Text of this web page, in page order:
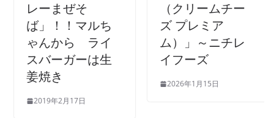
レーまぜそ
ば」！！マルち
ゃんから ライ
スバーガーは生
姜焼き
2019年2月17日
（クリームチー
ズ プレミア
ム）」～ニチレ
イフーズ
2026年1月15日